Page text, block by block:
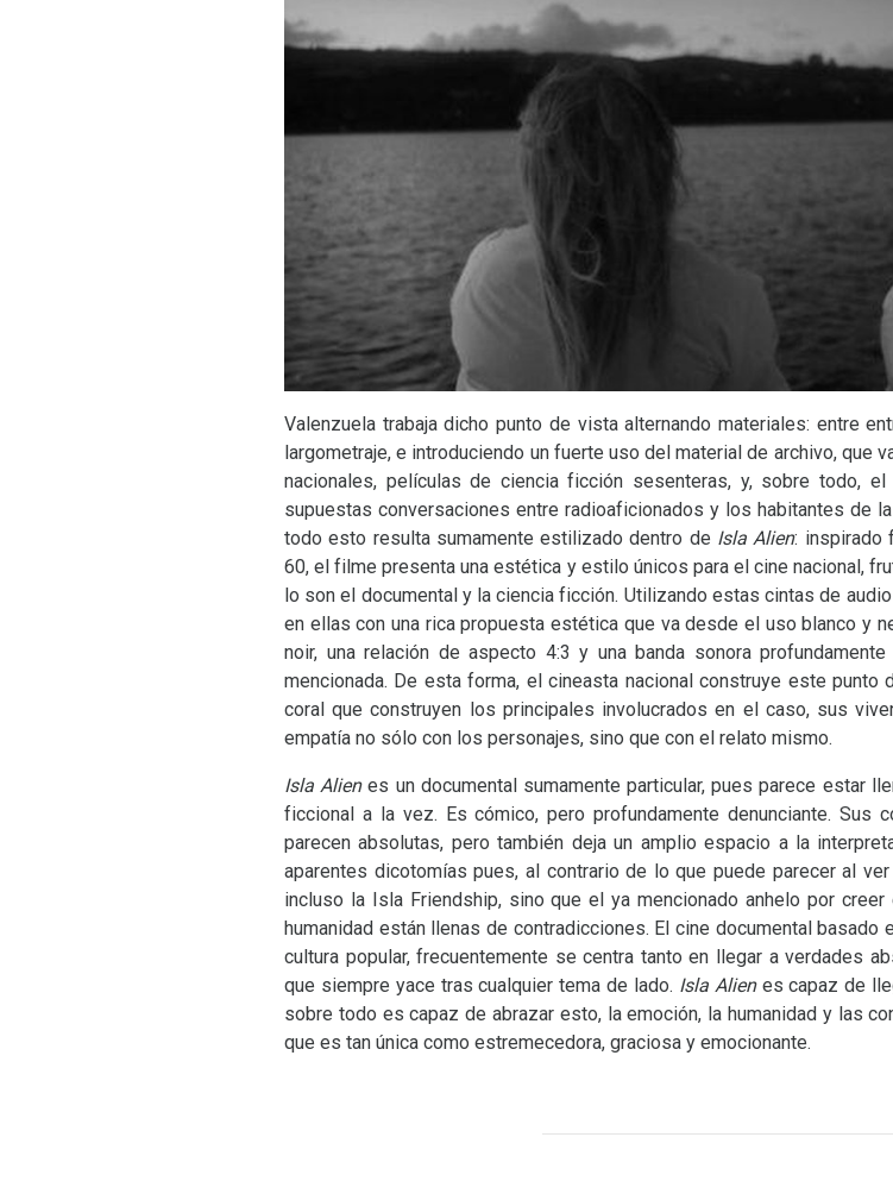
Valenzuela trabaja dicho punto de vista alternando materiales: entre
largometraje, e introduciendo un fuerte uso del material de archivo, que
nacionales, películas de ciencia ficción sesenteras, y, sobre todo,
supuestas conversaciones entre radioaficionados y los habitantes de
todo esto resulta sumamente estilizado dentro de Isla Alien: inspirado
60, el filme presenta una estética y estilo únicos para el cine nacional,
lo son el documental y la ciencia ficción. Utilizando estas cintas de
en ellas con una rica propuesta estética que va desde el uso blanco y
noir, una relación de aspecto 4:3 y una banda sonora
mencionada. De esta forma, el cineasta nacional construye este
coral que construyen los principales involucrados en el caso, sus
empatía no sólo con los personajes, sino que con el relato mismo.
Isla Alienes un documental sumamente particular, pues parece estar
ficcional a la vez. Es cómico, pero profundamente denunciante.
parecen absolutas, pero también deja un amplio espacio a la
aparentes dicotomías pues, al contrario de lo que puede parecer al
incluso la Isla Friendship, sino que el ya mencionado anhelo por
humanidad están llenas de contradicciones. El cine documental basado
cultura popular, frecuentemente se centra tanto en llegar a verdades
que siempre yace tras cualquier tema de lado. Isla Alienes capaz de
sobre todo es capaz de abrazar esto, la emoción, la humanidad y las
que es tan única como estremecedora, graciosa y emocionante.